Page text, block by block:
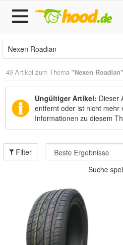
49 Artikel zum Thema "Nexen Roadian"
Ungültiger Artikel: Dieser
entfernt oder ist nicht mehr
Informationen zu diesem
Filter
Suche